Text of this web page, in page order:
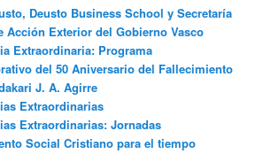
Deusto Business School y Secretaría
Acción Exterior del Gobierno Vasco
Extraordinaria: Programa
del 50 Aniversario del Fallecimiento
J. A. Agirre
Extraordinarias
Extraordinarias: Jornadas
Social Cristiano para el tiempo